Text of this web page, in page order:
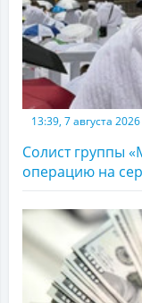
13:39, 7 августа 2026
Солист группы
операцию на